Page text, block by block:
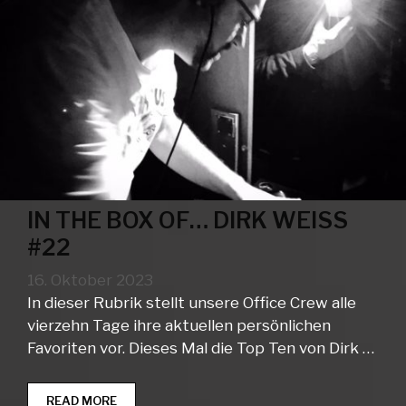
IN THE BOX OF… DIRK WEISS
#22
16. Oktober 2023
In dieser Rubrik stellt unsere Office Crew alle
vierzehn Tage ihre aktuellen persönlichen
Favoriten vor. Dieses Mal die Top Ten von Dirk …
READ MOREIN